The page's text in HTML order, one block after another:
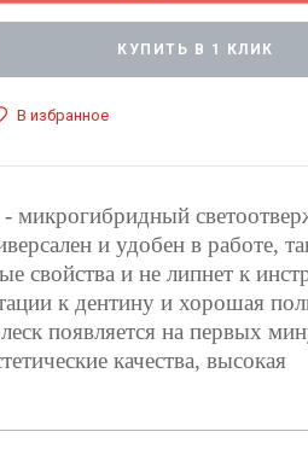
КУПИТЬ В 1 КЛИК
В избранное
- микрогибридный
и удобен в работе,
свойства и не липнет к
к дентину и хорошая
появляется на первых
качества, высокая